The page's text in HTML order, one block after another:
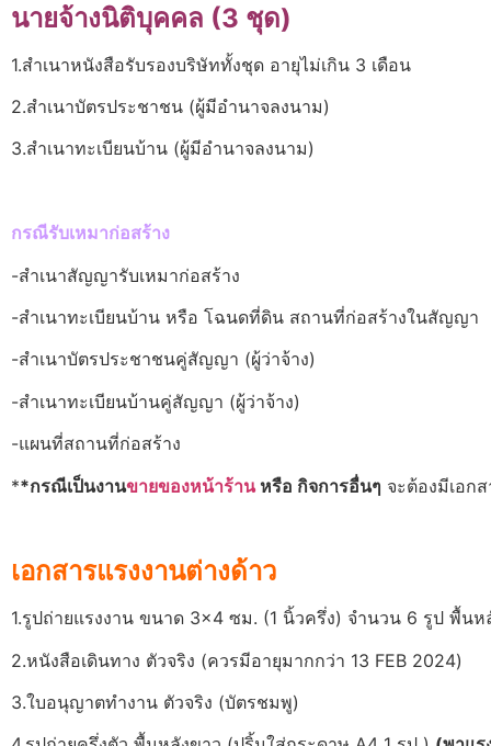
นายจ้างนิติบุคคล (3 ชุด)
1.สำเนาหนังสือรับรองบริษัททั้งชุด อายุไม่เกิน 3 เดือน
2.สำเนาบัตรประชาชน (ผู้มีอำนาจลงนาม)
3.สำเนาทะเบียนบ้าน (ผู้มีอำนาจลงนาม)
กรณีรับเหมาก่อสร้าง
-สำเนาสัญญารับเหมาก่อสร้าง
-สำเนาทะเบียนบ้าน หรือ โฉนดที่ดิน สถานที่ก่อสร้างในสัญญา
-สำเนาบัตรประชาชนคู่สัญญา (ผู้ว่าจ้าง)
-สำเนาทะเบียนบ้านคู่สัญญา (ผู้ว่าจ้าง)
-แผนที่สถานที่ก่อสร้าง
**กรณีเป็นงานขายของหน้าร้านหรือ กิจการอื่นๆ จะต้องมีเอก
เอกสารแรงงานต่างด้าว
1.รูปถ่ายแรงงาน ขนาด 3×4 ซม. (1 นิ้วครึ่ง) จำนวน 6 รูป พื้นห
2.หนังสือเดินทาง ตัวจริง (ควรมีอายุมากกว่า 13 FEB 2024)
3.ใบอนุญาตทำงาน ตัวจริง (บัตรชมพู)